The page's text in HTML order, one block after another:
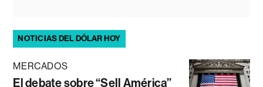
NOTICIAS DEL DÓLAR HOY
MERCADOS
El debate sobre “Sell América”